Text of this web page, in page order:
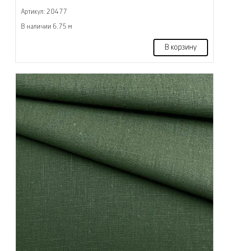
Артикул: 20477
В наличии 6.75 м
В корзину